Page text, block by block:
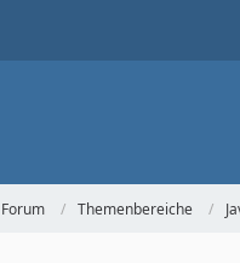
Forum Themenbereiche